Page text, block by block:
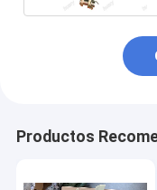
Productos